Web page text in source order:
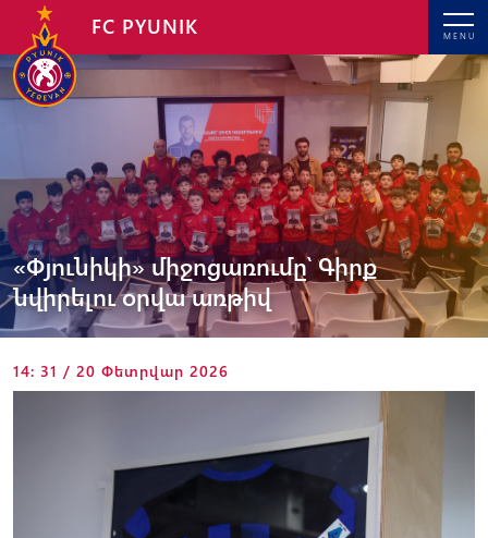
MENU
FC PYUNIK
«Փյունիկի» միջոցառումը՝ Գիրք
նվիրելու օրվա առթիվ
14: 31 / 20 Փետրվար 2026